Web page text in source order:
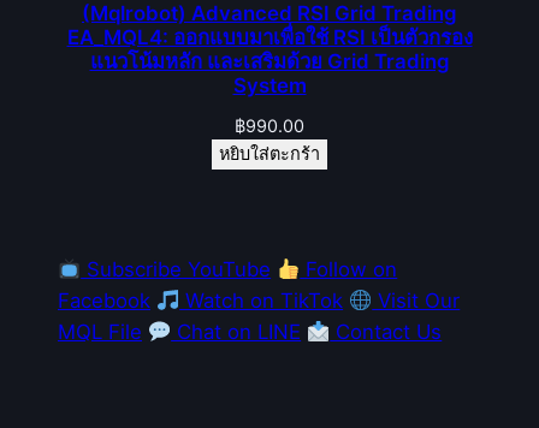
(Mqlrobot) Advanced RSI Grid Trading
EA_MQL4: ออกแบบมาเพื่อใช้ RSI เป็นตัวกรอง
แนวโน้มหลัก และเสริมด้วย Grid Trading
System
฿990.00
หยิบใส่ตะกร้า
Subscribe YouTube
Follow on
Facebook
Watch on TikTok
Visit Our
MQL File
Chat on LINE Contact Us